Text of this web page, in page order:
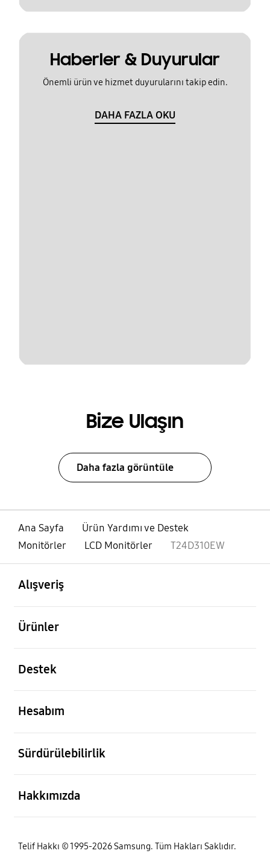
Haberler & Duyurular
Önemli ürün ve hizmet duyurularını takip edin.
DAHA FAZLA OKU
Bize Ulaşın
Daha fazla görüntüle
Ana Sayfa
Ürün Yardımı ve Destek
Monitörler
LCD Monitörler T24D310EW
Alışveriş
Ürünler
Destek
Hesabım
Sürdürülebilirlik
Hakkımızda
Telif Hakkı © 1995-2026 Samsung. Tüm Hakları Saklıdır.